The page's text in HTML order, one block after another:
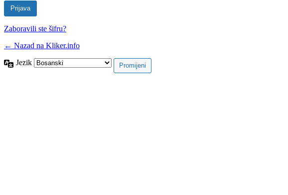
Zaboravili ste šifru?
← Nazad na Kliker.info
Jezik